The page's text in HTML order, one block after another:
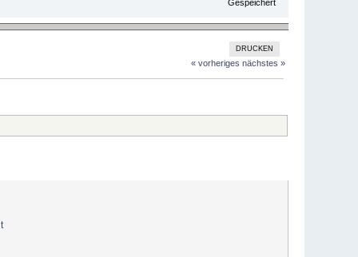
Gespeichert
DRUCKEN
« vorheriges nächstes »